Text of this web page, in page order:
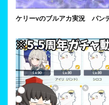
ケリーvのブルアカ実況 パン